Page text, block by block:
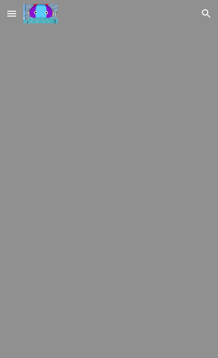
Skip to main content Skip to navigation